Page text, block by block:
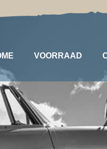
VOORRAAD